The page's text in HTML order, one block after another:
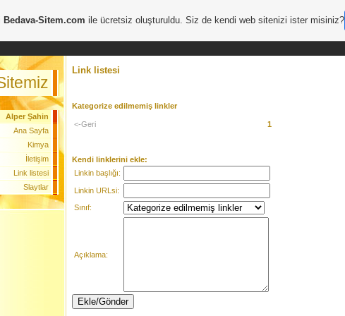
Alper Şahin
Ana Sayfa
Kimya
İletişim
Link listesi
Slaytlar
Link listesi
Kategorize edilmemiş linkler
<-Geri 1
Kendi linklerini ekle:
Linkin başlığı:
Linkin URLsi:
Sınıf:
Açıklama:
Bedava-Sitem.com ile ücretsiz oluşturuldu. Siz de kendi web sitenizi ister misiniz?